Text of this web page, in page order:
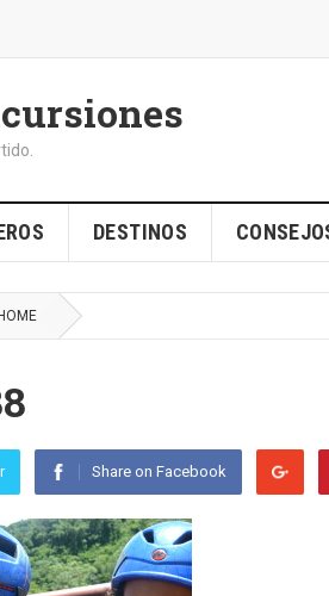
DESTINOS
HOME
Share on Facebook